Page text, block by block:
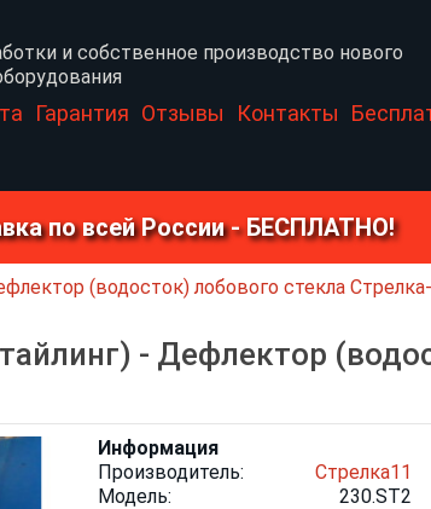
и собственное производство нового
Гарантия Отзывы Контакты
по всей России - БЕСПЛАТНО!
(водосток) лобового стекла
- Дефлектор
Информация
Производитель:
Стрелка11
Модель:
230.ST2